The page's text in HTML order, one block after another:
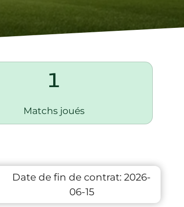
1
Matchs joués
Date de fin de contrat: 2026-
06-15